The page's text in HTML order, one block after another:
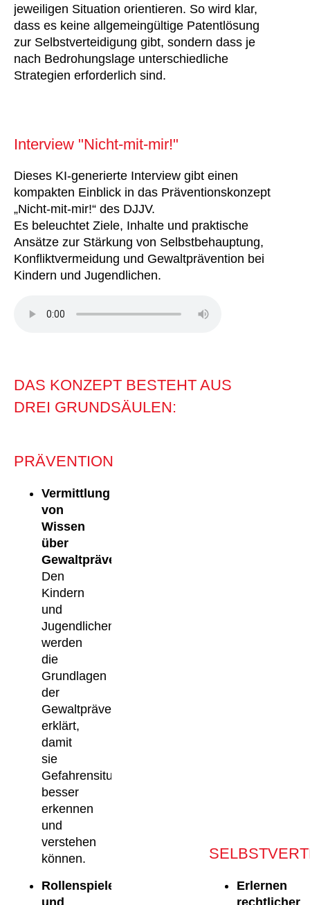
jeweiligen Situation orientieren. So wird klar,
dass es keine allgemeingültige Patentlösung
zur Selbstverteidigung gibt, sondern dass je
nach Bedrohungslage unterschiedliche
Strategien erforderlich sind.
Interview "Nicht-mit-mir!"
Dieses KI-generierte Interview gibt einen
kompakten Einblick in das Präventionskonzept
„Nicht-mit-mir!“ des DJJV.
Es beleuchtet Ziele, Inhalte und praktische
Ansätze zur Stärkung von Selbstbehauptung,
Konfliktvermeidung und Gewaltprävention bei
Kindern und Jugendlichen.
DAS KONZEPT BESTEHT AUS
DREI GRUNDSÄULEN:
PRÄVENTION
Vermittlung
von
Wissen
über
Gewaltprävention:
Den
Kindern
und
Jugendlichen
werden
die
Grundlagen
der
Gewaltprävention
erklärt,
damit
sie
Gefahrensituationen
besser
erkennen
und
verstehen
können.
Rollenspiele
und
Erlernen
rechtlicher